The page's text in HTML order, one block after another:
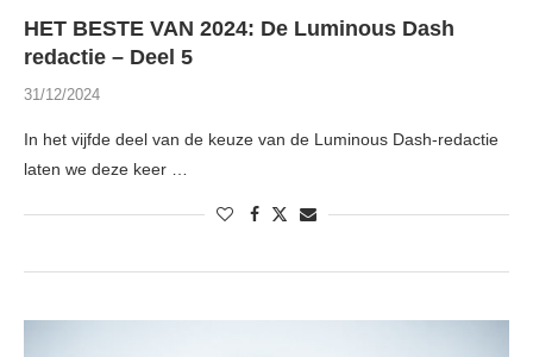
HET BESTE VAN 2024: De Luminous Dash
redactie – Deel 5
31/12/2024
In het vijfde deel van de keuze van de Luminous Dash-redactie
laten we deze keer …